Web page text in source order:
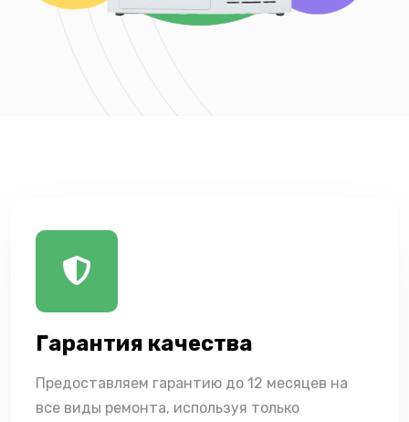
Гарантия качества
Предоставляем гарантию до 12 месяцев на
все виды ремонта, используя только